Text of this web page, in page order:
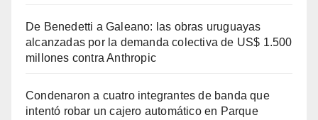
De Benedetti a Galeano: las obras uruguayas
alcanzadas por la demanda colectiva de US$ 1.500
millones contra Anthropic
Condenaron a cuatro integrantes de banda que
intentó robar un cajero automático en Parque